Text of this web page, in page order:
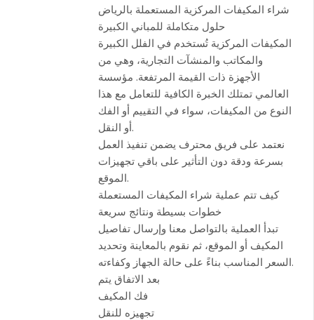
شراء المكيفات المركزية المستعملة بالرياض
حلول متكاملة للمباني الكبيرة
المكيفات المركزية تُستخدم في الفلل الكبيرة
والمكاتب والمنشآت التجارية، وهي من
الأجهزة ذات القيمة المرتفعة. مؤسسة
العالمي تمتلك الخبرة الكافية للتعامل مع هذا
النوع من المكيفات، سواء في التقييم أو الفك
أو النقل.
نعتمد على فريق محترف يضمن تنفيذ العمل
بسرعة ودقة دون التأثير على باقي تجهيزات
الموقع.
كيف تتم عملية شراء المكيفات المستعملة
خطوات بسيطة ونتائج سريعة
تبدأ العملية بالتواصل معنا وإرسال تفاصيل
المكيف أو الموقع، ثم نقوم بالمعاينة وتحديد
السعر المناسب بناءً على حالة الجهاز وكفاءته.
بعد الاتفاق يتم
فك المكيف
تجهيزه للنقل